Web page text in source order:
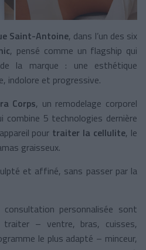
Saint-Antoine, dans l’un des six
, pensé comme un flagship qui
la marque : une esthétique
indolore et progressive.
Corps, un remodelage corporel
combine 5 technologies dernière
pour traiter la cellulite, le
graisseux.
et affiné, sans passer par la
consultation personnalisée sont
– ventre, bras, cuisses,
le plus adapté – minceur,